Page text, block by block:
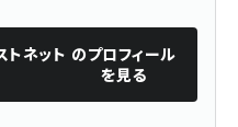
トネット のプロフィール
を見る